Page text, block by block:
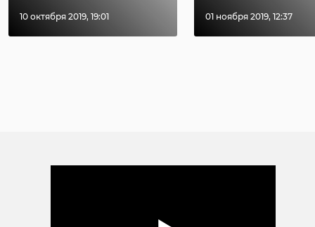
10 октября 2019, 19:01 01 ноября 2019, 12:37